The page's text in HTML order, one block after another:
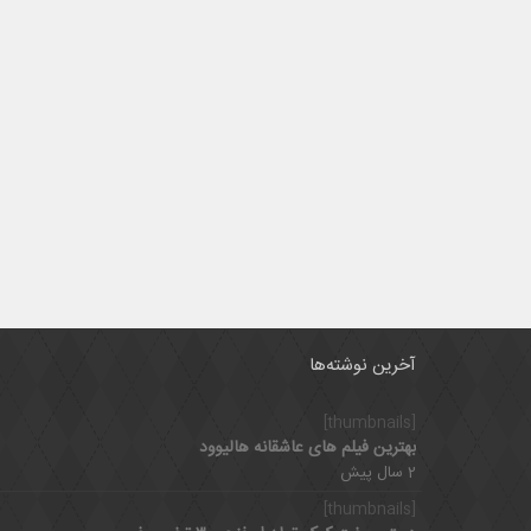
آخرین نوشته‌ها
بهترین فیلم های عاشقانه هالیوود
2 سال پیش